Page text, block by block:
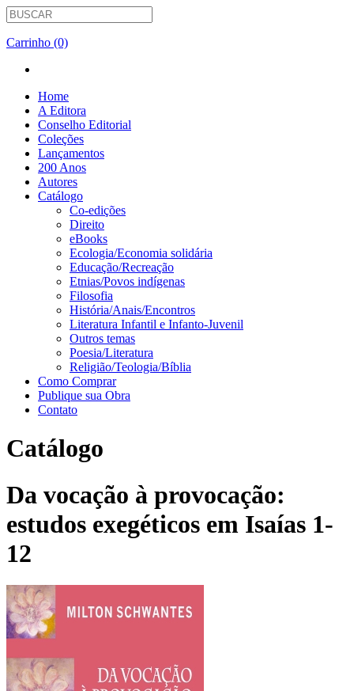
Carrinho (0)
Home
A Editora
Conselho Editorial
Coleções
Lançamentos
200 Anos
Autores
Catálogo
Co-edições
Direito
eBooks
Ecologia/Economia solidária
Educação/Recreação
Etnias/Povos indígenas
Filosofia
História/Anais/Encontros
Literatura Infantil e Infanto-Juvenil
Outros temas
Poesia/Literatura
Religião/Teologia/Bíblia
Como Comprar
Publique sua Obra
Contato
Catálogo
Da vocação à provocação:
estudos exegéticos em Isaías 1-
12